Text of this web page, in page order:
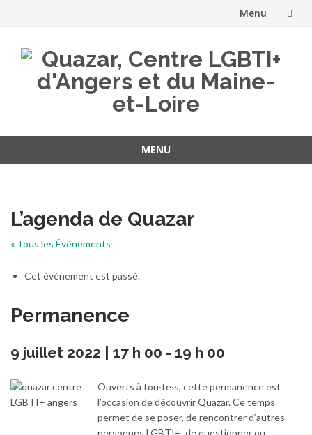
Menu
contenu
MENU
L’agenda de Quazar
« Tous les Évènements
Cet évènement est passé.
Permanence
9 juillet 2022 | 17 h 00 - 19 h 00
Ouverts à tou·te·s, cette permanence est
l’occasion de découvrir Quazar. Ce temps
permet de se poser, de rencontrer d’autres
personnes LGBTI+, de questionner ou